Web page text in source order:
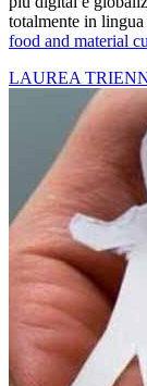
totalmente in lingua
food and material
LAUREA